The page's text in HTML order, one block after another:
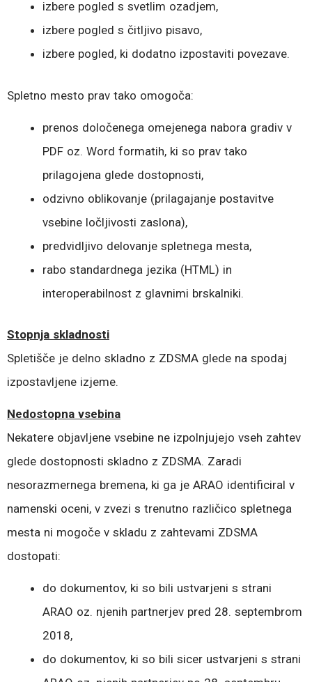
izbere pogled s svetlim ozadjem,
izbere pogled s čitljivo pisavo,
izbere pogled, ki dodatno izpostaviti povezave.
Spletno mesto prav tako omogoča:
prenos določenega omejenega nabora gradiv v
PDF oz. Word formatih, ki so prav tako
prilagojena glede dostopnosti,
odzivno oblikovanje (prilagajanje postavitve
vsebine ločljivosti zaslona),
predvidljivo delovanje spletnega mesta,
rabo standardnega jezika (HTML) in
interoperabilnost z glavnimi brskalniki.
Stopnja skladnosti
Spletišče je delno skladno z ZDSMA glede na spodaj
izpostavljene izjeme.
Nedostopna vsebina
Nekatere objavljene vsebine ne izpolnjujejo vseh zahtev
glede dostopnosti skladno z ZDSMA. Zaradi
nesorazmernega bremena, ki ga je ARAO identificiral v
namenski oceni, v zvezi s trenutno različico spletnega
mesta ni mogoče v skladu z zahtevami ZDSMA
dostopati:
do dokumentov, ki so bili ustvarjeni s strani
ARAO oz. njenih partnerjev pred 28. septembrom
2018,
do dokumentov, ki so bili sicer ustvarjeni s strani